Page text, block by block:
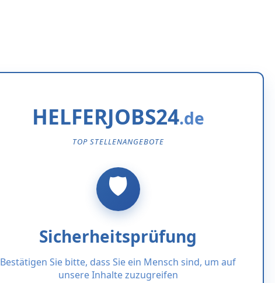
HELFERJOBS24
TOP STELLENANGEBOTE
Sicherheitsprüfung
Bestätigen Sie bitte, dass Sie ein Mensch sind, um auf
unsere Inhalte zuzugreifen